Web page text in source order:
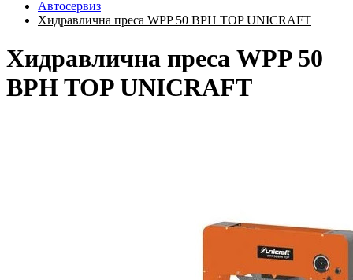
Автосервиз
Хидравлична преса WPP 50 BPH TOP UNICRAFT
Хидравлична преса WPP 50
BPH TOP UNICRAFT